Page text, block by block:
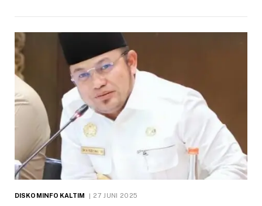
DISKOMINFO KALTIM 27 JUNI 2025